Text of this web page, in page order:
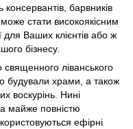
барвників
стати високоякісним
для Ваших клієнтів або ж
бізнесу.
ліванського
будували храми, а також
воскурінь. Нині
майже повністю
ефірні